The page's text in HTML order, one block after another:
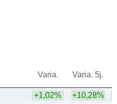
Varia. Varia. 5j.
+1,02% +10,28%